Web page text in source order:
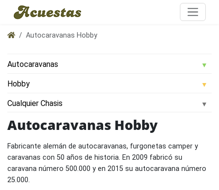
Autocaravanas Hobby
Autocaravanas Hobby
Fabricante alemán de autocaravanas, furgonetas camper y
caravanas con 50 años de historia. En 2009 fabricó su
caravana número 500.000 y en 2015 su autocaravana número
25.000.